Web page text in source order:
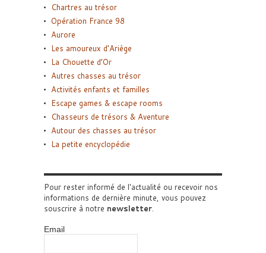
Chartres au trésor
Opération France 98
Aurore
Les amoureux d’Ariège
La Chouette d’Or
Autres chasses au trésor
Activités enfants et familles
Escape games & escape rooms
Chasseurs de trésors & Aventure
Autour des chasses au trésor
La petite encyclopédie
Pour rester informé de l'actualité ou recevoir nos
informations de dernière minute, vous pouvez
souscrire à notre newsletter.
Email